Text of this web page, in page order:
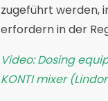
zugeführt werden,
erfordern in der
Video: Dosing
KONTI mixer